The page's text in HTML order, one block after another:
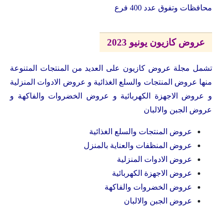
محافظات وتفوق عدد 400 فرع
عروض كازيون يونيو 2023
تشمل مجلة عروض كازيون على العديد من المنتجات المتنوعة
منها عروض المنتجات والسلع الغذائية و عروض الادوات المنزلية
و عروض الاجهزة الكهربائية و عروض الخضروات والفاكهة و
عروض الجبن والالبان
عروض المنتجات والسلع الغذائية
عروض المنظفات والعناية بالمنزل
عروض الادوات المنزلية
عروض الاجهزة الكهربائية
عروض الخضروات والفاكهة
عروض الجبن والالبان